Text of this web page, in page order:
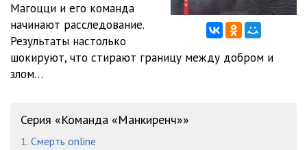
013_Nazhyvka
014_Nazhyvka
015_Nazhyvka
017_Nazhyvka
Магоцци и его команда
начинают расследование.
Результаты настолько
шокируют, что стирают границу между добром и
злом…
Серия «Команда «Манкиренч»»
1. Смерть online